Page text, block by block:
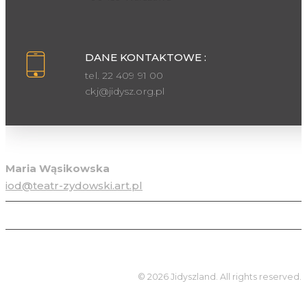
DANE KONTAKTOWE :
tel. 22 409 91 00
ckj@jidysz.org.pl
Maria Wąsikowska
iod@teatr-zydowski.art.pl
© 2026 Jidyszland. All rights reserved.